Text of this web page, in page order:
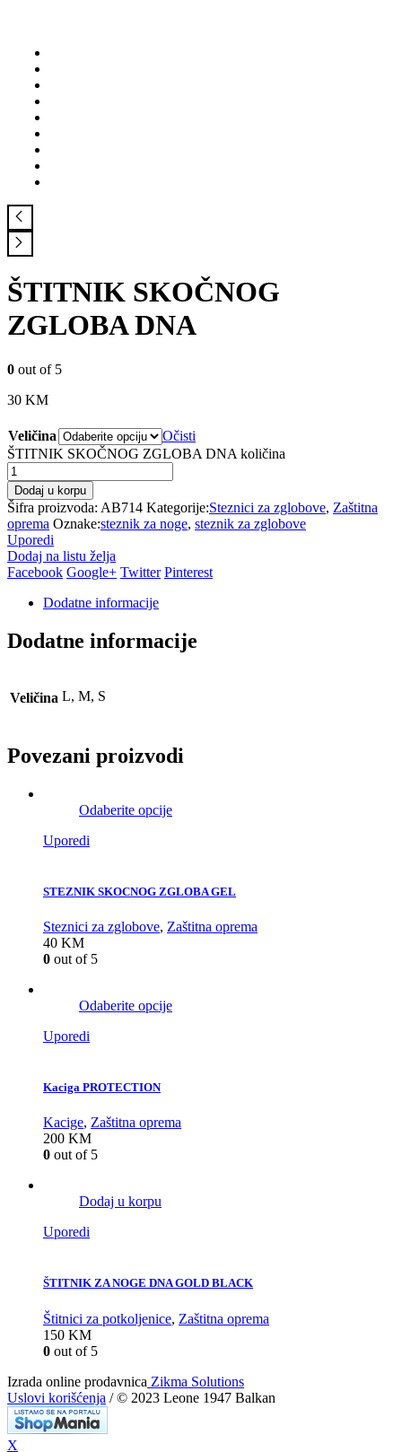
ŠTITNIK SKOČNOG
ZGLOBA DNA
0 out of 5
30 KM
Veličina
Očisti
ŠTITNIK SKOČNOG ZGLOBA DNA količina
Dodaj u korpu
Šifra proizvoda: AB714 Kategorije:Steznici za zglobove, Zaštitna
oprema Oznake:steznik za noge, steznik za zglobove
Uporedi
Dodaj na listu želja
Facebook Google+ Twitter Pinterest
Dodatne informacije
Dodatne informacije
Veličina L, M, S
Povezani proizvodi
Odaberite opcije
Uporedi
STEZNIK SKOCNOG ZGLOBA GEL
Steznici za zglobove, Zaštitna oprema
40 KM
0 out of 5
Odaberite opcije
Uporedi
Kaciga PROTECTION
Kacige, Zaštitna oprema
200 KM
0 out of 5
Dodaj u korpu
Uporedi
ŠTITNIK ZA NOGE DNA GOLD BLACK
Štitnici za potkoljenice, Zaštitna oprema
150 KM
0 out of 5
Izrada online prodavnica Zikma Solutions
Uslovi korišćenja / © 2023 Leone 1947 Balkan
X